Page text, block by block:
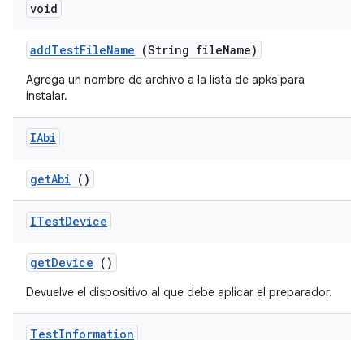
void
addTestFileName (String fileName)
Agrega un nombre de archivo a la lista de apks para
instalar.
IAbi
getAbi ()
ITestDevice
getDevice ()
Devuelve el dispositivo al que debe aplicar el preparador.
TestInformation